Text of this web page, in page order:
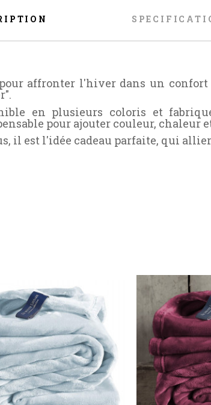
affronter l'hiver dans un confort
en plusieurs coloris et
pour ajouter couleur, chaleur
il est l'idée cadeau parfaite, qui